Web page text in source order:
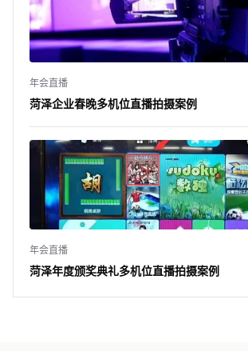
年会直播
菏泽企业春晚多机位直播拍摄案例
年会直播
菏泽年度颁奖典礼多机位直播拍摄案例